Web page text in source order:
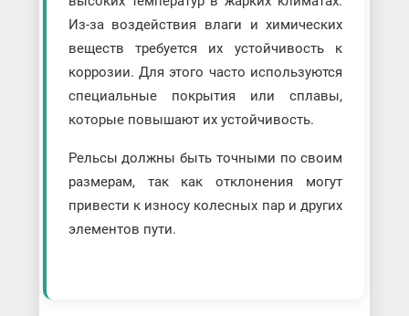
Из-за воздействия влаги и химических
веществ требуется их устойчивость к
коррозии. Для этого часто используются
специальные покрытия или сплавы,
которые повышают их устойчивость.
Рельсы должны быть точными по своим
размерам, так как отклонения могут
привести к износу колесных пар и других
элементов пути.